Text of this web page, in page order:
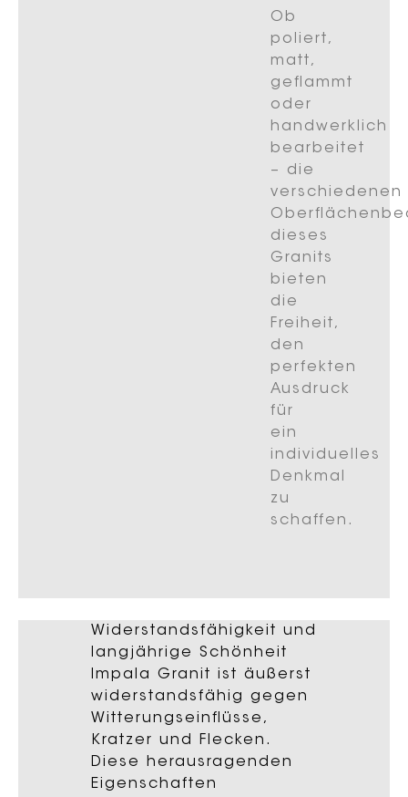
Ob
poliert,
matt,
geflammt
oder
handwerklich
bearbeitet
– die
verschiedenen
dieses
Granits
bieten
die
Freiheit,
den
perfekten
Ausdruck
für
ein
individuelles
Denkmal
zu
schaffen.
Widerstandsfähigkeit und
langjährige Schönheit
Impala Granit ist äußerst
widerstandsfähig gegen
Witterungseinflüsse,
Kratzer und Flecken.
Diese herausragenden
Eigenschaften